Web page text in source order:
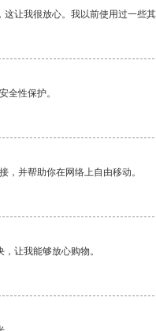
让我很放心。我以前使用过一些
全性保护。
，并帮助你在网络上自由移动。
让我能够放心购物。